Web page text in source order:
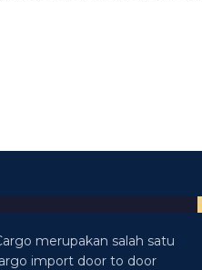
merupakan salah satu
import door to door